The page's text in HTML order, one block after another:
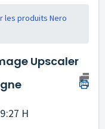
les produits Nero
Upscaler
H